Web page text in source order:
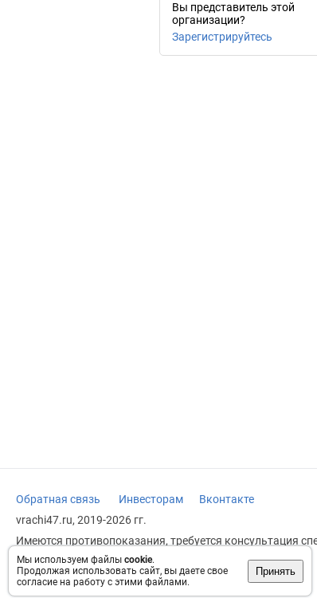
Мы используем файлы cookie.
Продолжая использовать сайт, вы даете свое
согласие на работу с этими файлами.
Принять
Вы представитель этой
организации?
Зарегистрируйтесь
Обратная связь Инвесторам
Вконтакте
vrachi47.ru, 2019-2026 гг.
Имеются противопоказания, требуется консультация
заменяет прием врача.
Возрастное ограничение: 18+